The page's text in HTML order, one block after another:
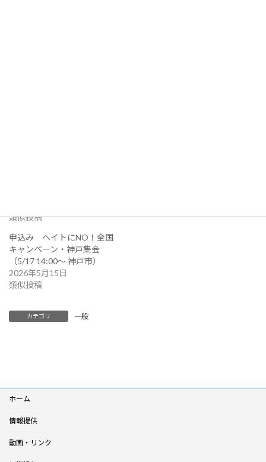
類似投稿
申込み ヘイトにNO！全国
キャンペーン・神戸集会
（5/17 14:00～ 神戸市）
2026年5月15日
類似投稿
カテゴリ 一般
ホーム
情報提供
動画・リンク